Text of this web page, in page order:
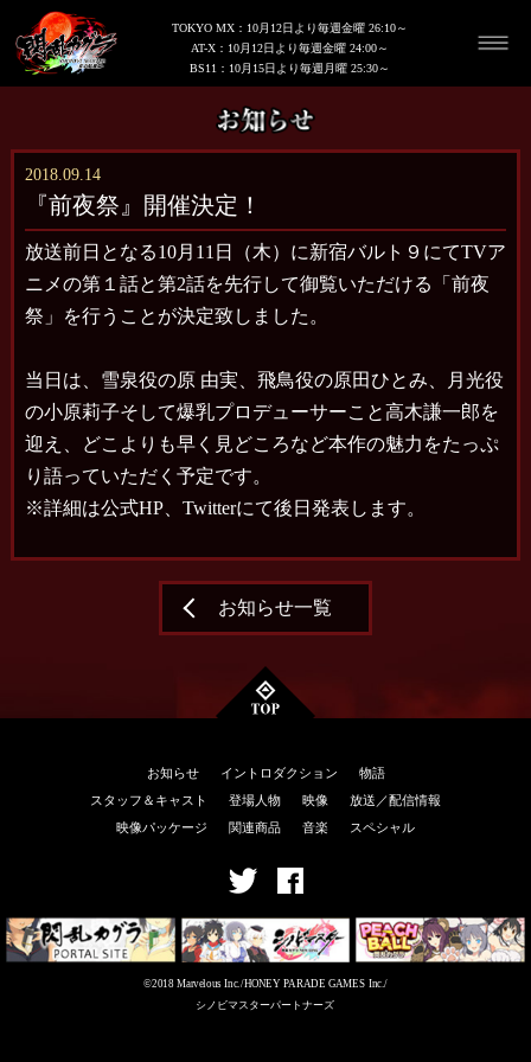
TOKYO MX：10月12日より毎週金曜 26:10～
AT-X：10月12日より毎週金曜 24:00～
BS11：10月15日より毎週月曜 25:30～
2018.09.14
『前夜祭』開催決定！
放送前日となる10月11日（木）に新宿バルト９にてTVア
ニメの第１話と第2話を先行して御覧いただける「前夜
祭」を行うことが決定致しました。
当日は、雪泉役の原 由実、飛鳥役の原田ひとみ、月光役
の小原莉子そして爆乳プロデューサーこと高木謙一郎を
迎え、どこよりも早く見どころなど本作の魅力をたっぷ
り語っていただく予定です。
※詳細は公式HP、Twitterにて後日発表します。
お知らせ一覧
お知らせ イントロダクション
物語
スタッフ＆キャスト
登場人物 映像
放送／配信情報
映像パッケージ
関連商品 音楽 スペシャル
©2018 Marvelous Inc./HONEY PARADE GAMES Inc./
シノビマスターパートナーズ